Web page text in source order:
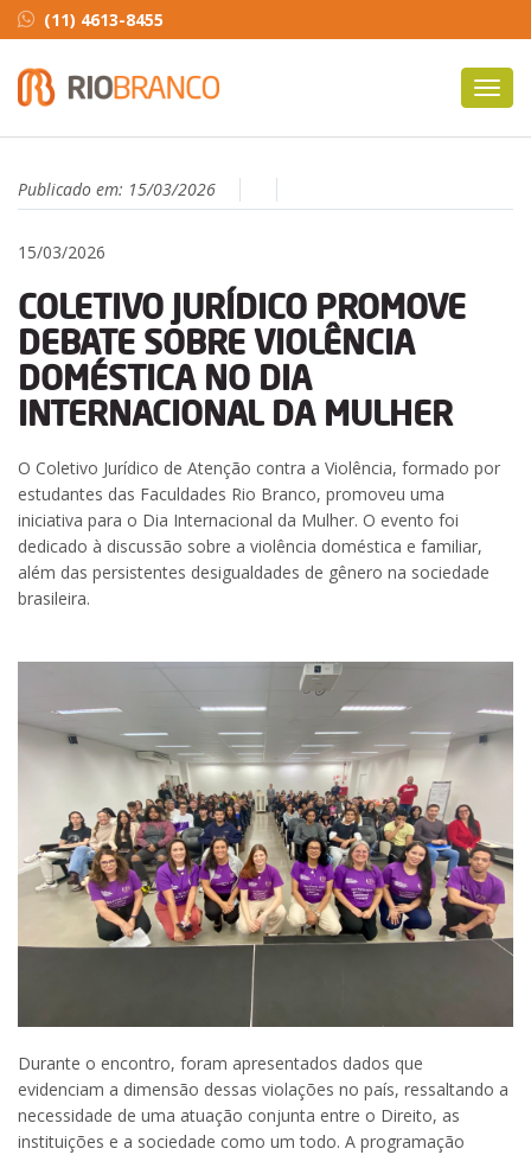
(11) 4613-8455
Publicado em: 15/03/2026
15/03/2026
COLETIVO JURÍDICO PROMOVE
DEBATE SOBRE VIOLÊNCIA
DOMÉSTICA NO DIA
INTERNACIONAL DA MULHER
O Coletivo Jurídico de Atenção contra a Violência, formado por
estudantes das Faculdades Rio Branco, promoveu uma
iniciativa para o Dia Internacional da Mulher. O evento foi
dedicado à discussão sobre a violência doméstica e familiar,
além das persistentes desigualdades de gênero na sociedade
brasileira.
Durante o encontro, foram apresentados dados que
evidenciam a dimensão dessas violações no país, ressaltando a
necessidade de uma atuação conjunta entre o Direito, as
instituições e a sociedade como um todo. A programação